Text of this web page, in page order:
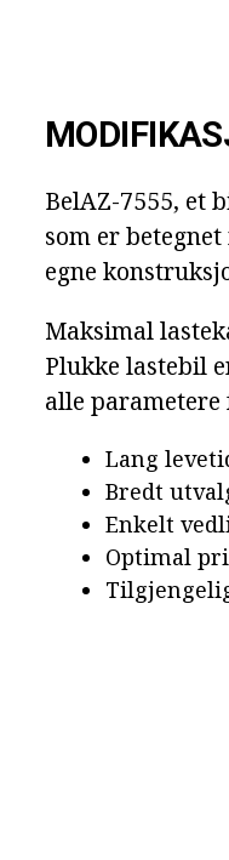
BelAZ-7555, et
som er
egne
Maksimal
Plukke lastebil
alle
Lang
Bredt
Enkelt
Optimal